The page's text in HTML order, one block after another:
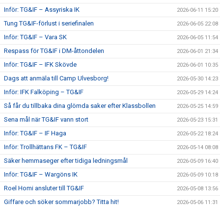
Inför: TG&IF – Assyriska IK 2026-06-11 15:20
Tung TG&IF-förlust i seriefinalen 2026-06-05 22:08
Inför: TG&IF – Vara SK 2026-06-05 11:54
Respass för TG&IF i DM-åttondelen 2026-06-01 21:34
Inför: TG&IF – IFK Skövde 2026-06-01 10:35
Dags att anmäla till Camp Ulvesborg! 2026-05-30 14:23
Inför: IFK Falköping – TG&IF 2026-05-29 14:24
Så får du tillbaka dina glömda saker efter Klassbollen 2026-05-25 14:59
Sena mål när TG&IF vann stort 2026-05-23 15:31
Inför: TG&IF – IF Haga 2026-05-22 18:24
Inför: Trollhättans FK – TG&IF 2026-05-14 08:08
Säker hemmaseger efter tidiga ledningsmål 2026-05-09 16:40
Inför: TG&IF – Wargöns IK 2026-05-09 10:18
Roel Homi ansluter till TG&IF 2026-05-08 13:56
Giffare och söker sommarjobb? Titta hit! 2026-05-06 11:31